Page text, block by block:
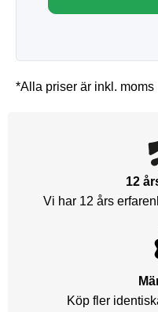
*Alla priser är inkl. moms
12
Vi har 12 års
Köp fler